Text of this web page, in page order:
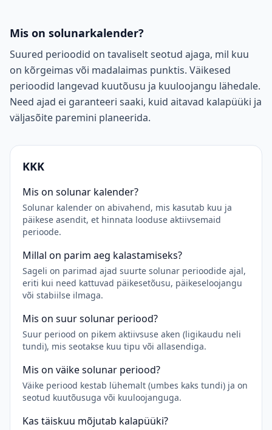
Mis on solunarkalender?
Suured perioodid on tavaliselt seotud ajaga, mil kuu
on kõrgeimas või madalaimas punktis. Väikesed
perioodid langevad kuutõusu ja kuuloojangu lähedale.
Need ajad ei garanteeri saaki, kuid aitavad kalapüüki ja
väljasõite paremini planeerida.
KKK
Mis on solunar kalender?
Solunar kalender on abivahend, mis kasutab kuu ja
päikese asendit, et hinnata looduse aktiivsemaid
perioode.
Millal on parim aeg kalastamiseks?
Sageli on parimad ajad suurte solunar perioodide ajal,
eriti kui need kattuvad päikesetõusu, päikeseloojangu
või stabiilse ilmaga.
Mis on suur solunar periood?
Suur periood on pikem aktiivsuse aken (ligikaudu neli
tundi), mis seotakse kuu tipu või allasendiga.
Mis on väike solunar periood?
Väike periood kestab lühemalt (umbes kaks tundi) ja on
seotud kuutõusuga või kuuloojanguga.
Kas täiskuu mõjutab kalapüüki?